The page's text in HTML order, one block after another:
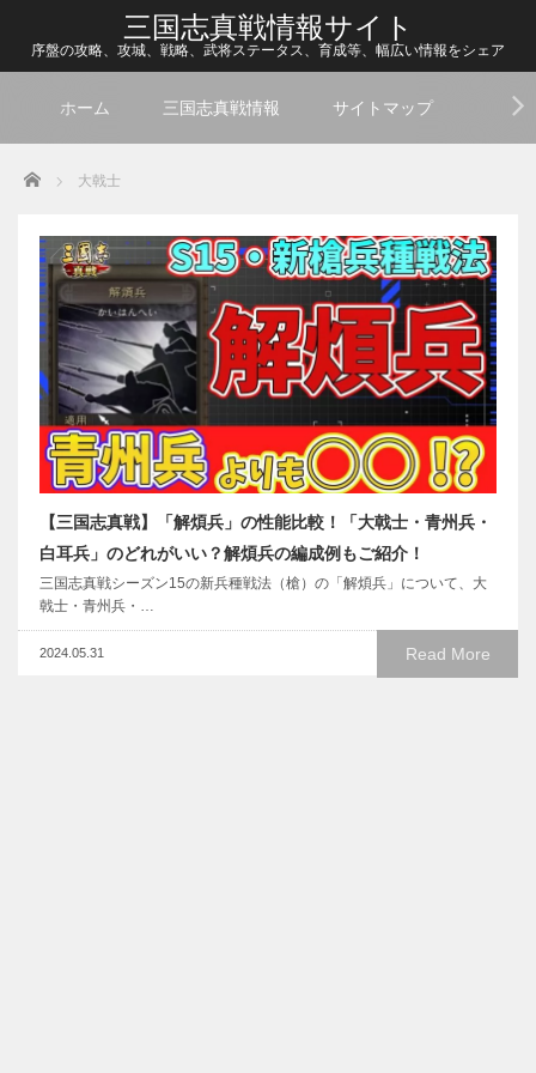
三国志真戦情報サイト
序盤の攻略、攻城、戦略、武将ステータス、育成等、幅広い情報をシェア
ホーム 三国志真戦情報 サイトマップ
Home 大戟士
【三国志真戦】「解煩兵」の性能比較！「大戟士・青州兵・
白耳兵」のどれがいい？解煩兵の編成例もご紹介！
三国志真戦シーズン15の新兵種戦法（槍）の「解煩兵」について、大
戟士・青州兵・…
Read More
2024.05.31